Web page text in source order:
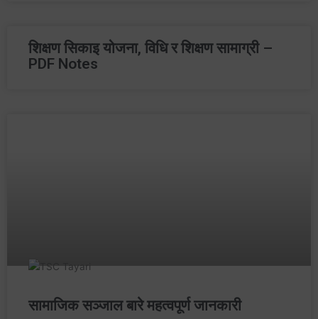
शिक्षण सिकाइ योजना, विधि र शिक्षण सामाग्री –
PDF Notes
सामाजिक सञ्‍जाल बारे महत्वपूर्ण जानकारी